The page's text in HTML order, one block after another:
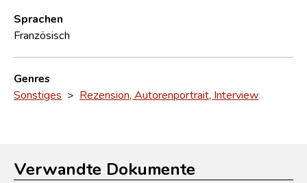
Sprachen
Französisch
Genres
Sonstiges > Rezension, Autorenportrait, Interview
Verwandte Dokumente